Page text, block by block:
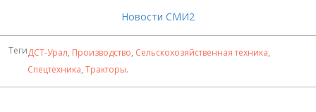
Новости СМИ2
ТегиДСТ-Урал, Производство, Сельскохозяйственная техника,
Спецтехника, Тракторы.